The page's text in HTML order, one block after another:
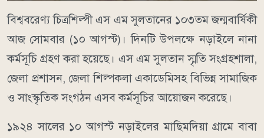
বিশ্ববরেণ্য চিত্রশিল্পী এস এম সুলতানের ১০৩তম জন্মবার্ষিকী
আজ সোমবার (১০ আগস্ট)। দিনটি উপলক্ষে নড়াইলে নানা
কর্মসূচি গ্রহণ করা হয়েছে। এস এম সুলতান স্মৃতি সংগ্রহশালা,
জেলা প্রশাসন, জেলা শিল্পকলা একাডেমিসহ বিভিন্ন সামাজিক
ও সাংস্কৃতিক সংগঠন এসব কর্মসূচির আয়োজন করেছে।
১৯২৪ সালের ১০ আগস্ট নড়াইলের মাছিমদিয়া গ্রামে বাবা